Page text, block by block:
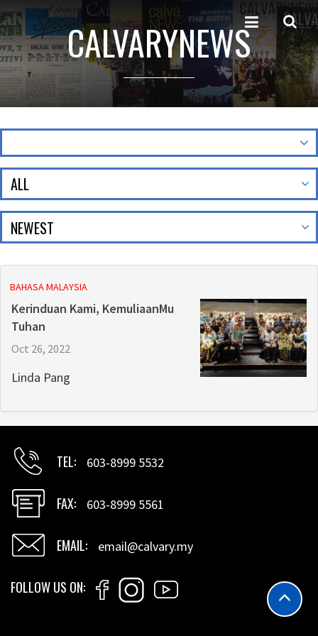
CALVARYNEWS
ALL
BAHASA MALAYSIA
Kerinduan Kami, KemuliaanMu
Tuhan
Oct 26, 2022
Linda Pang
TEL 603-8999 5532
FAX 603-8999 5561
EMAIL email@calvary.my
FOLLOW US ON